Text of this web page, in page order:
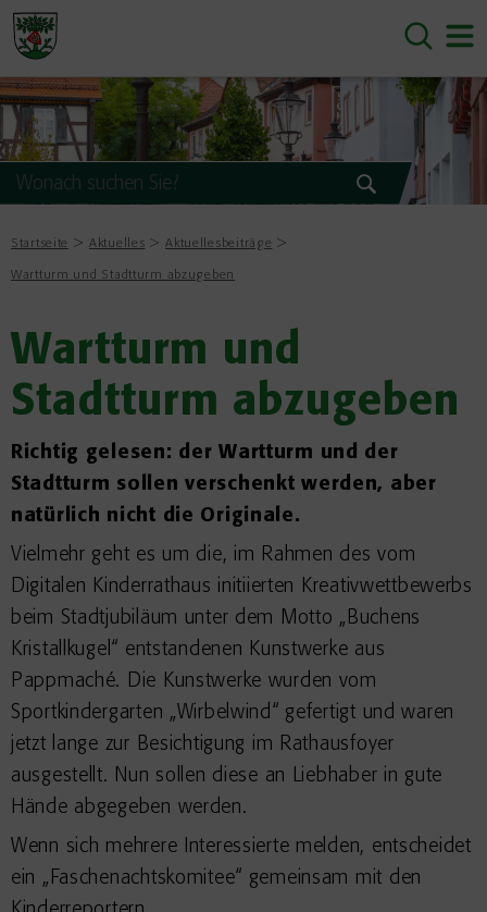
Startseite Aktuelles Aktuellesbeiträge
Wartturm und Stadtturm abzugeben
Wartturm und
Stadtturm abzugeben
Richtig gelesen: der Wartturm und der
Stadtturm sollen verschenkt werden, aber
natürlich nicht die Originale.
Vielmehr geht es um die, im Rahmen des vom
Digitalen Kinderrathaus initiierten Kreativwettbewerbs
beim Stadtjubiläum unter dem Motto „Buchens
Kristallkugel“ entstandenen Kunstwerke aus
Pappmaché. Die Kunstwerke wurden vom
Sportkindergarten „Wirbelwind“ gefertigt und waren
jetzt lange zur Besichtigung im Rathausfoyer
ausgestellt. Nun sollen diese an Liebhaber in gute
Hände abgegeben werden.
Wenn sich mehrere Interessierte melden, entscheidet
ein „Faschenachtskomitee“ gemeinsam mit den